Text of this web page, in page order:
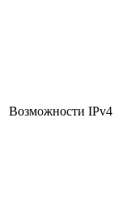
Возможности IPv4